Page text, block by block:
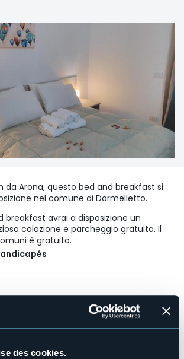
des cookies.
da Arona, questo bed and breakfast si
nel comune di Dormelletto.
breakfast avrai a disposizione un
colazione e parcheggio gratuito. Il
è gratuito.